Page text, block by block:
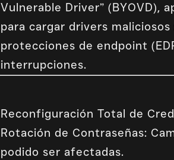
Vulnerable Driver” (BYOVD),
para cargar drivers
protecciones de endpoint
interrupciones.
Reconfiguración Total de
Rotación de Contraseñas:
podido ser afectadas.